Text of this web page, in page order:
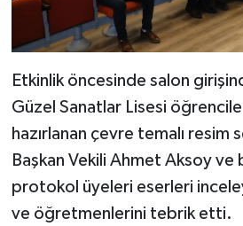
Etkinlik öncesinde salon
Güzel Sanatlar Lisesi
hazırlanan çevre temalı resim
Başkan Vekili Ahmet Aksoy
protokol üyeleri eserleri
ve öğretmenlerini tebrik etti.